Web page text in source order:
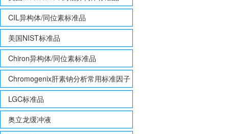
CIL异构体/同位素标准品
美国NIST标准品
Chiron异构体/同位素标准品
Chromogenix肝素钠分析常用标准因子
LGC标准品
奥立龙缓冲液